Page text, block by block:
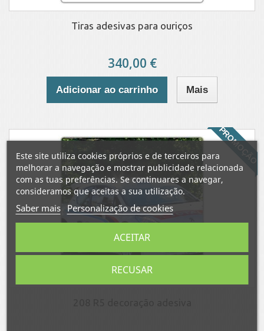
Tiras adesivas para ouriços
340,00 €
Adicionar ao carrinho Mais
PROMOÇÃO
Este site utiliza cookies próprios e de terceiros para
melhorar a navegação e mostrar publicidade relacionada
com as tuas preferências. Se continuares a navegar,
consideramos que aceitas a sua utilização.
Saber mais Personalização de cookies
RECUSAR
ACEITAR